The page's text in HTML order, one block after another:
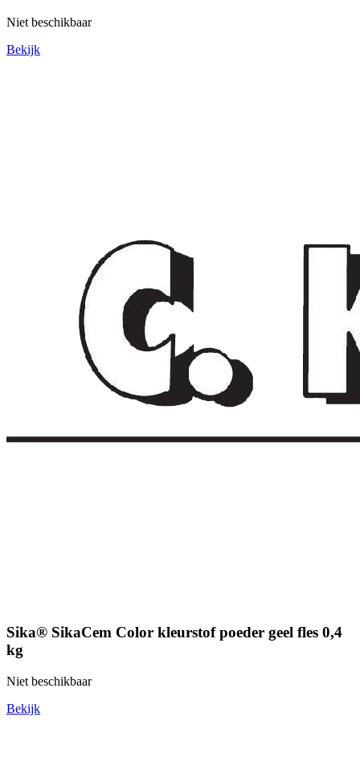
Niet beschikbaar
Bekijk
Sika® SikaCem Color kleurstof poeder geel fles 0,4
kg
Niet beschikbaar
Bekijk